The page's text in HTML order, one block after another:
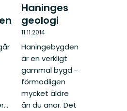
Haninges
geologi
11.11.2014
Haningebygden
är en verkligt
gammal bygd -
förmodligen
mycket äldre
än du anar. Det